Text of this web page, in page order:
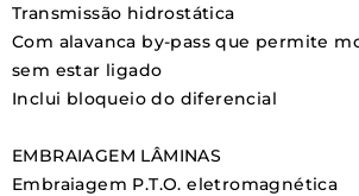
Transmissão hidrostática
Com alavanca by-pass que permite
sem estar ligado
Inclui bloqueio do diferencial
EMBRAIAGEM LÂMINAS
Embraiagem P.T.O. eletromagnética